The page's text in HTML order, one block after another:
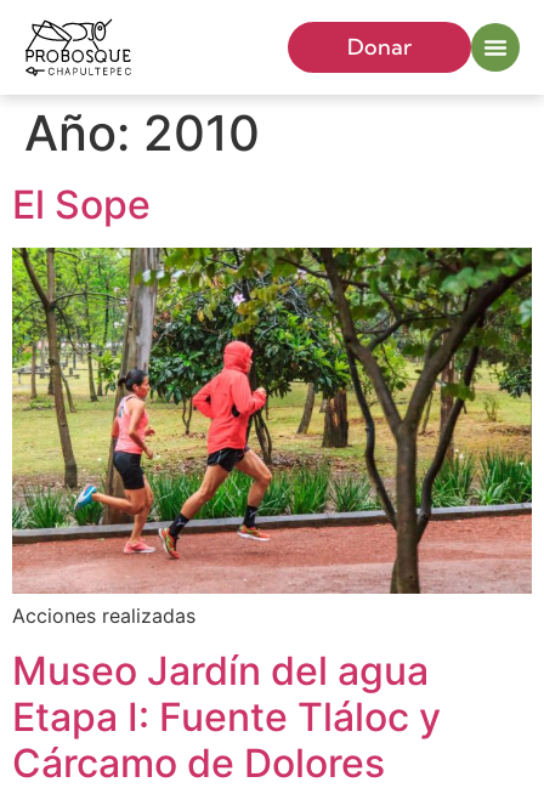
Donar
Año: 2010
El Sope
Acciones realizadas
Museo Jardín del agua
Etapa I: Fuente Tláloc y
Cárcamo de Dolores